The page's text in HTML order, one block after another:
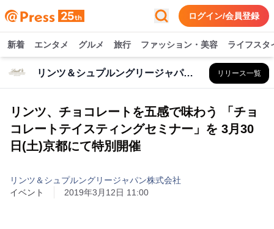
ログイン/会員登録
新着 エンタメ グルメ 旅行 ファッション・美容 ライフスタ
リンツ＆シュプルングリージャパン株式会社 リリース一覧
リンツ、チョコレートを五感で味わう 「チョ
コレートテイスティングセミナー」を 3月30
日(土)京都にて特別開催
リンツ＆シュプルングリージャパン株式会社
イベント
2019年3月12日 11:00